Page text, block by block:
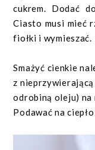
cukrem. Dodać
Ciasto musi mieć
fiołki i wymieszać.
Smażyć cienkie
z
odrobiną oleju) na
Podawać na